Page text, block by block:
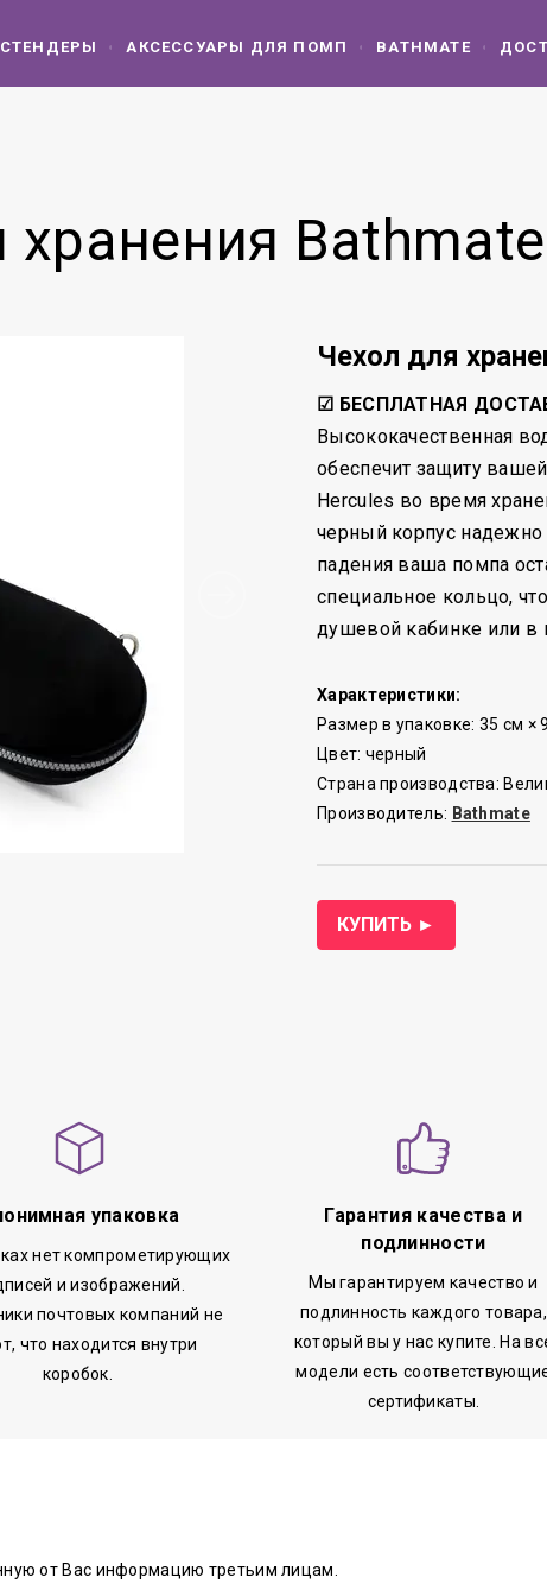
АКСЕССУАРЫ ДЛЯ ПОМП BATHMATE
хранения
Чехол для
☑ БЕСПЛАТНАЯ
Высококачественная
обеспечит защиту
Hercules во время
черный корпус
падения ваша помпа
специальное кольцо,
душевой кабинке или в
Характеристики:
Размер в упаковке: 35 см ×
Цвет: черный
Страна производства:
Производитель: Bathmate
КУПИТЬ ►
упаковка
нет компрометирующих
и изображений.
почтовых компаний не
что находится внутри
коробок.
Гарантия качества и
подлинности
Мы гарантируем качество и
подлинность каждого товара,
который вы у нас купите. На
модели есть
сертификаты.
от Вас информацию третьим лицам.